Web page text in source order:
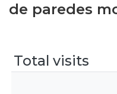
Entities
de paredes
Total visits